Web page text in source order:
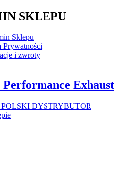
SKLEPU
Sklepu
Prywatności
i zwroty
Performance Exhaust
DYSTRYBUTOR